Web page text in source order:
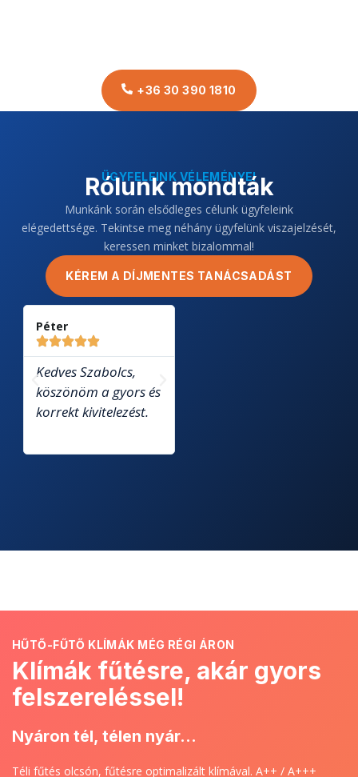
+36 30 390 1810
ÜGYFELEINK VÉLEMÉNYEI
Rólunk mondták
Munkánk során elsődleges célunk ügyfeleink
elégedettsége. Tekintse meg néhány ügyfelünk viszajelzését,
keressen minket bizalommal!
KÉREM A DÍJMENTES TANÁCSADÁST
Péter
Kedves Szabolcs,
köszönöm a gyors és
korrekt kivitelezést.
HŰTŐ-FŰTŐ KLÍMÁK MÉG RÉGI ÁRON
Klímák fűtésre, akár gyors
felszereléssel!
Nyáron tél, télen nyár...
Téli fűtés olcsón, fűtésre optimalizált klímával. A++ / A+++